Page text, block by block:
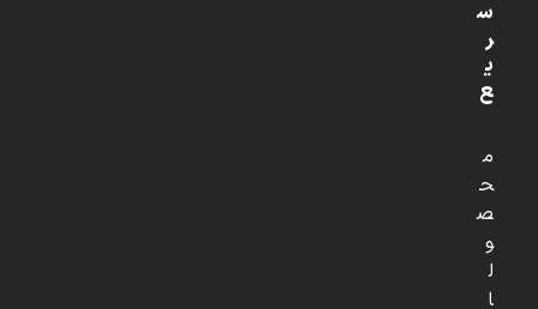
س
ر
ی
ع
م
ح
ص
و
ل
ا